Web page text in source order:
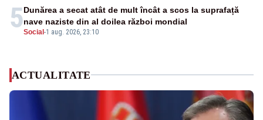
5Social-1 aug. 2026, 23:10
Dunărea a secat atât de mult încât a scos la suprafață
nave naziste din al doilea război mondial
ACTUALITATE